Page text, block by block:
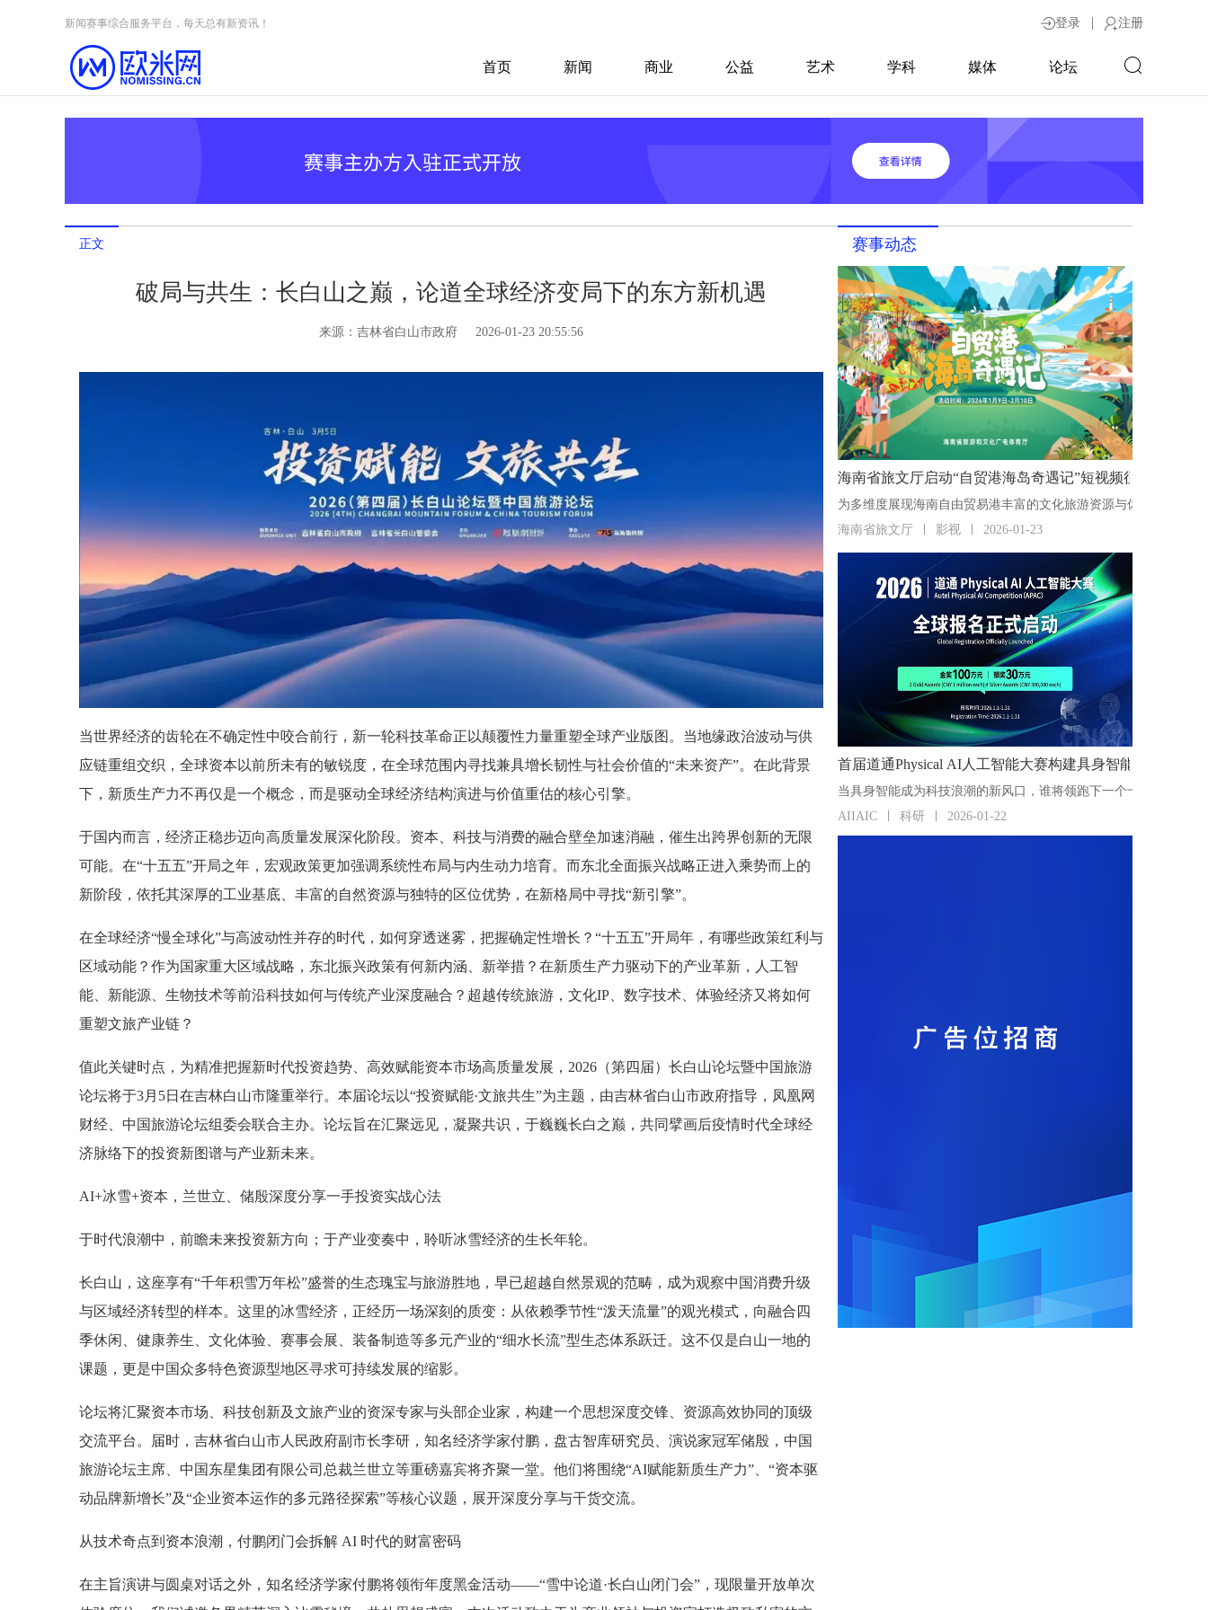
新闻赛事综合服务平台，每天总有新资讯！ 登录 | 注册
首页 新闻 商业 公益 艺术 学科 媒体 论坛
正文
破局与共生：长白山之巅，论道全球经济变局下的东方新机遇
来源： 吉林省白山市政府 2026-01-23 20:55:56
当世界经济的齿轮在不确定性中咬合前行，新一轮科技革命正以颠覆性力量重塑全球产业版图。当地缘政治波动与供
应链重组交织，全球资本以前所未有的敏锐度，在全球范围内寻找兼具增长韧性与社会价值的“未来资产”。在此背景
下，新质生产力不再仅是一个概念，而是驱动全球经济结构演进与价值重估的核心引擎。
于国内而言，经济正稳步迈向高质量发展深化阶段。资本、科技与消费的融合壁垒加速消融，催生出跨界创新的无限
可能。在“十五五”开局之年，宏观政策更加强调系统性布局与内生动力培育。而东北全面振兴战略正进入乘势而上的
新阶段，依托其深厚的工业基底、丰富的自然资源与独特的区位优势，在新格局中寻找“新引擎”。
在全球经济“慢全球化”与高波动性并存的时代，如何穿透迷雾，把握确定性增长？“十五五”开局年，有哪些政策红利与
区域动能？作为国家重大区域战略，东北振兴政策有何新内涵、新举措？在新质生产力驱动下的产业革新，人工智
能、新能源、生物技术等前沿科技如何与传统产业深度融合？超越传统旅游，文化IP、数字技术、体验经济又将如何
重塑文旅产业链？
值此关键时点，为精准把握新时代投资趋势、高效赋能资本市场高质量发展，2026（第四届）长白山论坛暨中国旅游
论坛将于3月5日在吉林白山市隆重举行。本届论坛以“投资赋能·文旅共生”为主题，由吉林省白山市政府指导，凤凰网
财经、中国旅游论坛组委会联合主办。论坛旨在汇聚远见，凝聚共识，于巍巍长白之巅，共同擘画后疫情时代全球经
济脉络下的投资新图谱与产业新未来。
AI+冰雪+资本，兰世立、储殷深度分享一手投资实战心法
于时代浪潮中，前瞻未来投资新方向；于产业变奏中，聆听冰雪经济的生长年轮。
长白山，这座享有“千年积雪万年松”盛誉的生态瑰宝与旅游胜地，早已超越自然景观的范畴，成为观察中国消费升级
与区域经济转型的样本。这里的冰雪经济，正经历一场深刻的质变：从依赖季节性“泼天流量”的观光模式，向融合四
季休闲、健康养生、文化体验、赛事会展、装备制造等多元产业的“细水长流”型生态体系跃迁。这不仅是白山一地的
课题，更是中国众多特色资源型地区寻求可持续发展的缩影。
论坛将汇聚资本市场、科技创新及文旅产业的资深专家与头部企业家，构建一个思想深度交锋、资源高效协同的顶级
交流平台。届时，吉林省白山市人民政府副市长李研，知名经济学家付鹏，盘古智库研究员、演说家冠军储殷，中国
旅游论坛主席、中国东星集团有限公司总裁兰世立等重磅嘉宾将齐聚一堂。他们将围绕“AI赋能新质生产力”、“资本驱
动品牌新增长”及“企业资本运作的多元路径探索”等核心议题，展开深度分享与干货交流。
从技术奇点到资本浪潮，付鹏闭门会拆解 AI 时代的财富密码
在主旨演讲与圆桌对话之外，知名经济学家付鹏将领衔年度黑金活动——“雪中论道·长白山闭门会”，现限量开放单次
赛事动态
海南省旅文厅启动“自贸港海岛奇遇记”短视频征集活动
海南省旅文厅 影视 2026-01-23
首届道通Physical AI人工智能大赛构建具身智能“人才朋友
AIIAIC 科研 2026-01-22